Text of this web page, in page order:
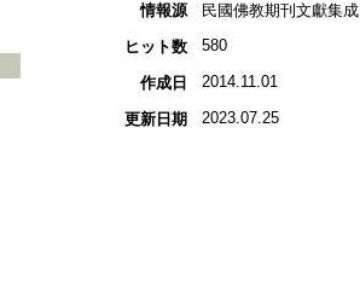
情報源
民國佛教期刊文獻集
ヒット数
580
作成日 2014.11.01
更新日期 2023.07.25